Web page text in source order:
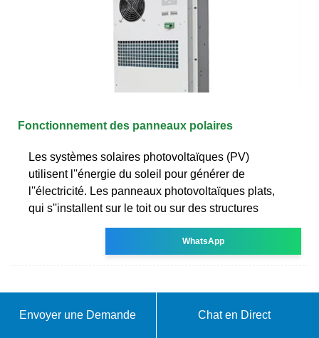
Fonctionnement des panneaux polaires
Les systèmes solaires photovoltaïques (PV)
utilisent l''énergie du soleil pour générer de
l''électricité. Les panneaux photovoltaïques plats,
qui s''installent sur le toit ou sur des structures
WhatsApp
Envoyer une Demande Chat en Direct